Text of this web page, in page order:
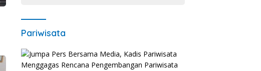
Pariwisata